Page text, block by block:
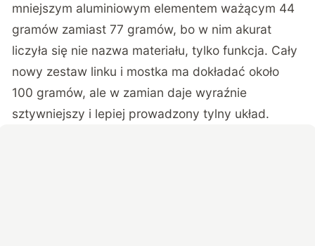
mniejszym aluminiowym elementem ważącym 44
gramów zamiast 77 gramów, bo w nim akurat
liczyła się nie nazwa materiału, tylko funkcja. Cały
nowy zestaw linku i mostka ma dokładać około
100 gramów, ale w zamian daje wyraźnie
sztywniejszy i lepiej prowadzony tylny układ.